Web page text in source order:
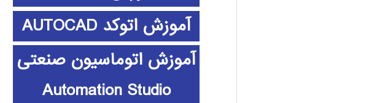
آموزش اتوکد AUTOCAD
آموزش اتوماسیون صنعتی
Automation Studio